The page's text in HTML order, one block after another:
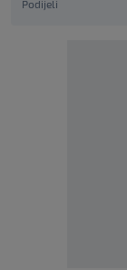
Podijeli